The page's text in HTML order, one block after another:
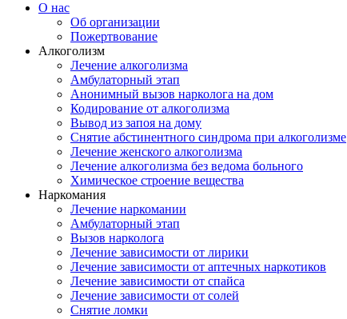
окне
окнеокне
О нас
Об организации
Пожертвование
Алкоголизм
Лечение алкоголизма
Амбулаторный этап
Анонимный вызов нарколога на дом
Кодирование от алкоголизма
Вывод из запоя на дому
Снятие абстинентного синдрома при алкоголизме
Лечение женского алкоголизма
Лечение алкоголизма без ведома больного
Химическое строение вещества
Наркомания
Лечение наркомании
Амбулаторный этап
Вызов нарколога
Лечение зависимости от лирики
Лечение зависимости от аптечных наркотиков
Лечение зависимости от спайса
Лечение зависимости от солей
Снятие ломки